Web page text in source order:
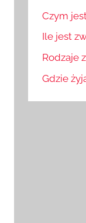
Czym
Ile jest
Rodzaje
Gdzie